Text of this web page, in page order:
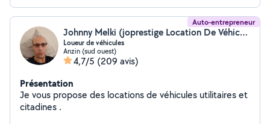
Auto-entrepreneur
Johnny Melki (joprestige Location De Véhicules)
Loueur de véhicules
Anzin (sud ouest)
4,7/5 (209 avis)
Présentation
Je vous propose des locations de véhicules utilitaires et
citadines .